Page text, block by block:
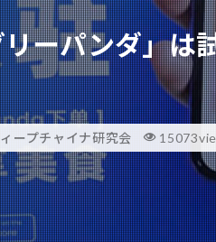
ーパンダ」は
ープチャイナ研究会